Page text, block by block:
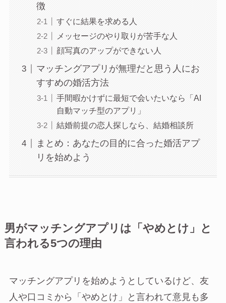
徴
すぐに結果を求める人
メッセージのやり取りが苦手な人
顔写真のアップができない人
マッチングアプリが無理だと思う人にお
すすめの婚活方法
手間暇かけずに最短で会いたいなら「AI
自動マッチ型のアプリ」
結婚前提の恋人探しなら、結婚相談所
まとめ：あなたの目的に合った婚活アプ
リを始めよう
男がマッチングアプリは「やめとけ」と
言われる5つの理由
マッチングアプリを始めようとしているけど、友
人や口コミから「やめとけ」と言われて意見も多